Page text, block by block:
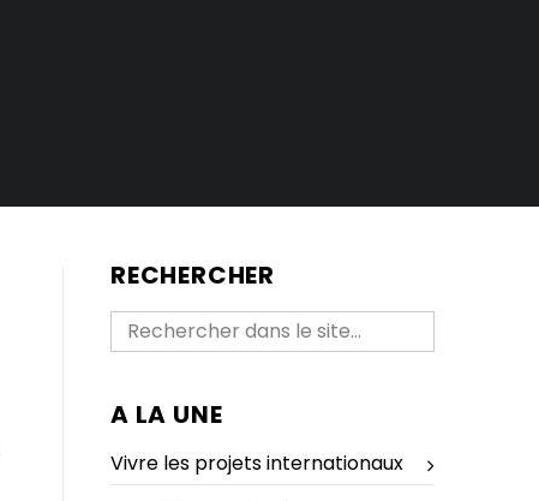
RECHERCHER
A LA UNE
Vivre les projets internationaux